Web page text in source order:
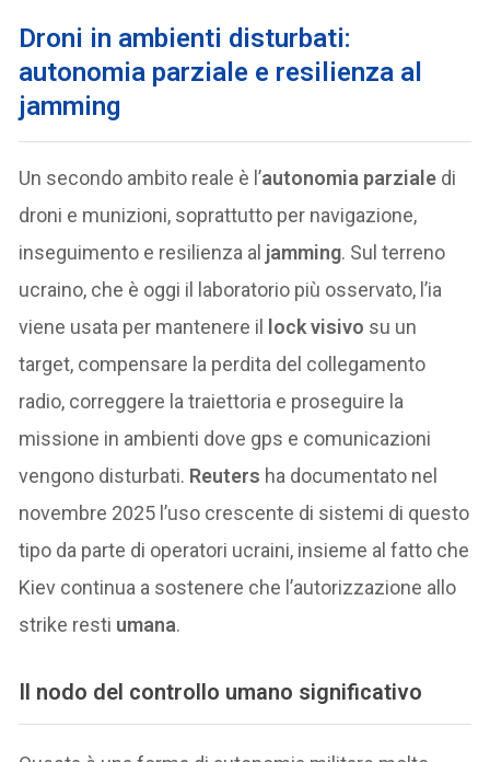
Droni in ambienti disturbati:
autonomia parziale e resilienza al
jamming
Un secondo ambito reale è l’autonomia parziale di
droni e munizioni, soprattutto per navigazione,
inseguimento e resilienza al jamming. Sul terreno
ucraino, che è oggi il laboratorio più osservato, l’ia
viene usata per mantenere il
lock visivo su un
target, compensare la perdita del collegamento
radio, correggere la traiettoria e proseguire la
missione in ambienti dove gps e comunicazioni
vengono disturbati. Reuters ha documentato nel
novembre 2025 l’uso crescente di sistemi di questo
tipo da parte di operatori ucraini, insieme al fatto che
Kiev continua a sostenere che l’autorizzazione allo
strike resti umana.
Il nodo del controllo umano significativo